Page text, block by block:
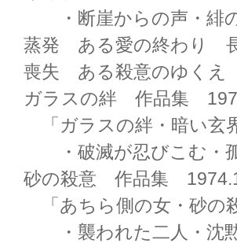
・断崖からの声・緋
蒸発 ある愛の終わり
喪失 ある殺意のゆく
ガラスの絆 作品集
「ガラスの絆・暗い玄
・破滅が忍びこむ・
砂の殺意 作品集
「あちら側の女・砂の
・襲われた二人・沈黙